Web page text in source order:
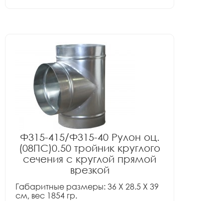
Ф315-415/Ф315-40 Рулон оц.
(08ПС)0.50 тройник круглого
сечения с круглой прямой
врезкой
Габаритные размеры: 36 X 28.5 X 39
см, вес 1854 гр.